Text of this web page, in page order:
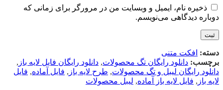
ذخیره نام، ایمیل و وبسایت من در مرورگر برای زمانی که
دوباره دیدگاهی می‌نویسم.
دسته: افکت متنی
برچسب: دانلود رایگان تگ محصولات, دانلود رایگان فایل لایه باز ,
دانلود رایگان لیبل و تگ محصولات, طرح لایه باز , فایل آماده, فایل
لایه باز , فایل لایه باز آماده, لیبل محصولات